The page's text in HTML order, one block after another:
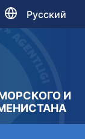
Русский
И